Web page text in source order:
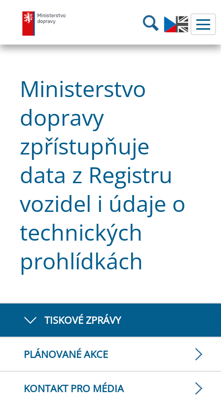
Ministerstvo dopravy Hledání
Ministerstvo
dopravy
zpřístupňuje
data z Registru
vozidel i údaje o
technických
prohlídkách
TISKOVÉ ZPRÁVY
PLÁNOVANÉ AKCE
KONTAKT PRO MÉDIA